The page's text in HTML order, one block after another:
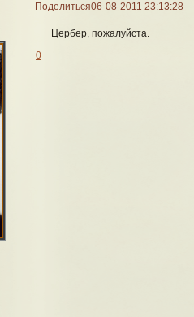
Поделиться06-08-2011 23:13:28
Цербер, пожалуйста.
0